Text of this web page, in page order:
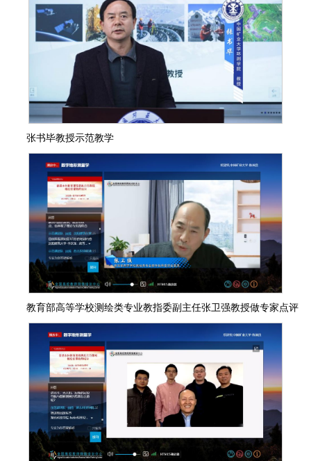
张书毕教授示范教学
教育部高等学校测绘类专业教指委副主任张卫强教授做专家点评